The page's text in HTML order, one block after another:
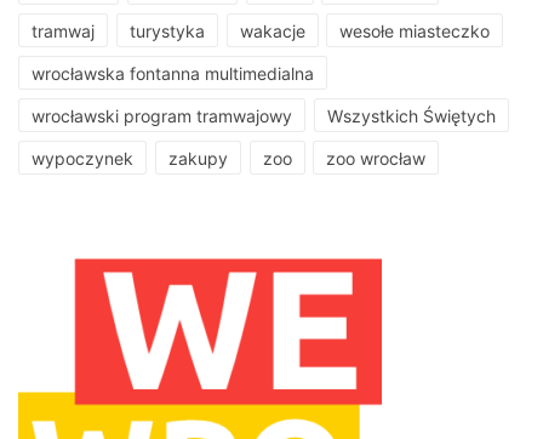
tramwaj turystyka wakacje wesołe miasteczko
wrocławska fontanna multimedialna
wrocławski program tramwajowy Wszystkich Świętych
wypoczynek zakupy zoo zoo wrocław